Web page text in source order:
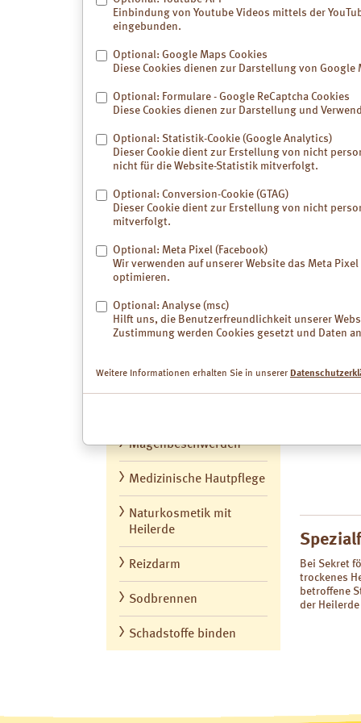
Schweißfüße
Wunden und
Entzündungen
Zahnfleisch-
Hals- und
Rachenschmerzen
Muskel- und
Gelenkbeschwerden
Alltagsverletzungen
Schmerzen
Cholesterin
Durchfall
Magenbeschwerden
Medizinische Hautpflege
Naturkosmetik mit
Heilerde
Reizdarm
Sodbrennen
Schadstoffe binden
Paste von
die zu
sollte die
Flächen
umwickelt
Bei Sekret
trockenes
betroffene
der
Einbindung von Youtube Videos mittels der
eingebunden.
Optional: Google Maps Cookies
Diese Cookies dienen zur Darstellung von Google
Optional: Formulare - Google ReCaptcha Cookies
Diese Cookies dienen zur Darstellung und
Optional: Statistik-Cookie (Google Analytics)
Dieser Cookie dient zur Erstellung von nicht
nicht für die Website-Statistik mitverfolgt.
Optional: Conversion-Cookie (GTAG)
Dieser Cookie dient zur Erstellung von nicht
mitverfolgt.
Optional: Meta Pixel (Facebook)
Wir verwenden auf unserer Website das Meta
optimieren.
Optional: Analyse (msc)
Hilft uns, die Benutzerfreundlichkeit unserer
Zustimmung werden Cookies gesetzt und Daten
Weitere Informationen erhalten Sie in unserer